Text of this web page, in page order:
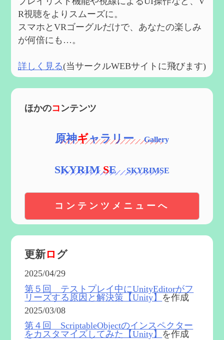
R視聴をよりスムーズに。
スマホとVRゴーグルだけで、あなたの楽しみ
が何倍にも…。
詳しく見る(当サークルWEBサイトに飛びます)
ほかのコ ンテンツ
原神ギャラリー
SKYRIMSE
コンテンツメニューへ
更新ロ グ
2025/04/29
第５回 テストプレイ中にUnityEditorがフ
リーズする原因と解決策【Unity】 を作成
2025/03/08
第４回 ScriptableObjectのインスペクター
をカスタマイズしてみた【Unity】 を作成